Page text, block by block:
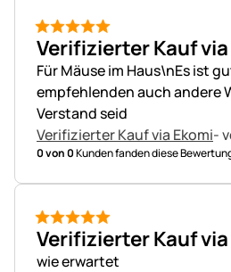
5 von 5
Verifizierter Kauf via
Für Mäuse im Haus\nEs ist
empfehlenden auch andere
Verstand seid
Verifizierter Kauf via Ekomi-
0 von 0Kunden fanden diese
5 von 5
Verifizierter Kauf via
wie erwartet